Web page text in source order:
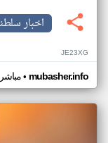
اخبار
JE23XG
مباشر• mubasher.info